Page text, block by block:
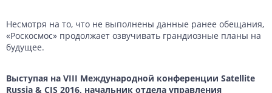
Несмотря на то, что не выполнены данные ранее обещания,
«Роскосмос» продолжает озвучивать грандиозные планы на
будущее.
Выступая на VIII Международной конференции Satellite
Russia & CIS 2016, начальник отдела управления